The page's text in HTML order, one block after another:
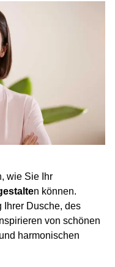
wie Sie Ihr
n können.
Ihrer Dusche, des
von schönen
harmonischen